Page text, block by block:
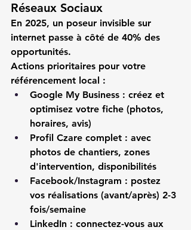
Réseaux Sociaux
En 2025, un poseur invisible sur
internet passe à côté de 40% des
opportunités.
Actions prioritaires pour votre
référencement local :
Google My Business : créez et
optimisez votre fiche (photos,
horaires, avis)
Profil Czare complet : avec
photos de chantiers, zones
d'intervention, disponibilités
Facebook/Instagram : postez
vos réalisations (avant/après) 2-3
fois/semaine
LinkedIn : connectez-vous aux